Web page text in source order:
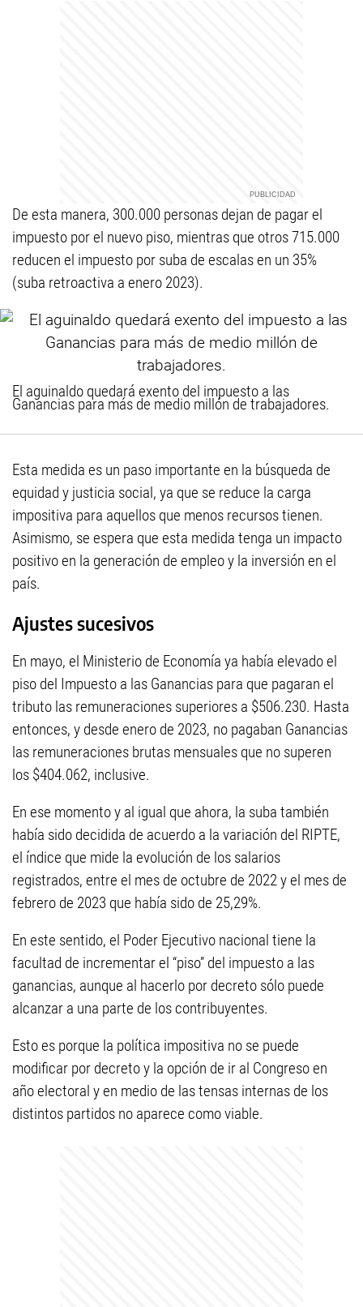
De esta manera, 300.000 personas dejan de pagar el
impuesto por el nuevo piso, mientras que otros 715.000
reducen el impuesto por suba de escalas en un 35%
(suba retroactiva a enero 2023).
El aguinaldo quedará exento del impuesto a las
Ganancias para más de medio millón de trabajadores.
Esta medida es un paso importante en la búsqueda de
equidad y justicia social, ya que se reduce la carga
impositiva para aquellos que menos recursos tienen.
Asimismo, se espera que esta medida tenga un impacto
positivo en la generación de empleo y la inversión en el
país.
Ajustes sucesivos
En mayo, el Ministerio de Economía ya había elevado el
piso del Impuesto a las Ganancias para que pagaran el
tributo las remuneraciones superiores a $506.230. Hasta
entonces, y desde enero de 2023, no pagaban Ganancias
las remuneraciones brutas mensuales que no superen
los $404.062, inclusive.
En ese momento y al igual que ahora, la suba también
había sido decidida de acuerdo a la variación del RIPTE,
el índice que mide la evolución de los salarios
registrados, entre el mes de octubre de 2022 y el mes de
febrero de 2023 que había sido de 25,29%.
En este sentido, el Poder Ejecutivo nacional tiene la
facultad de incrementar el “piso” del impuesto a las
ganancias, aunque al hacerlo por decreto sólo puede
alcanzar a una parte de los contribuyentes.
Esto es porque la política impositiva no se puede
modificar por decreto y la opción de ir al Congreso en
año electoral y en medio de las tensas internas de los
distintos partidos no aparece como viable.